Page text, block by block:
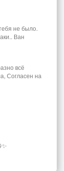
не было.
Ван
всё
Согласен на